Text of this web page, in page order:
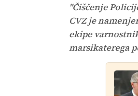
"Čiščenje
CVZ je
ekipe
marsikaterega